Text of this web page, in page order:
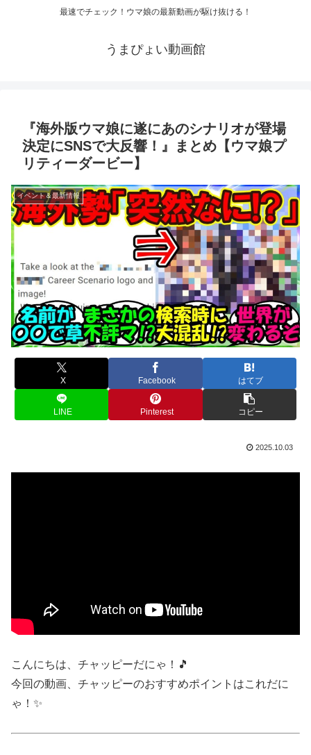
最速でチェック！ウマ娘の最新動画が駆け抜ける！
うまぴょい動画館
『海外版ウマ娘に遂にあのシナリオが登場
決定にSNSで大反響！』まとめ【ウマ娘プ
リティーダービー】
イベント＆最新情報
X Facebook はてブ
LINE Pinterest コピー
2025.10.03
こんにちは、チャッピーだにゃ！🎵
今回の動画、チャッピーのおすすめポイントはこれだに
ゃ！✨